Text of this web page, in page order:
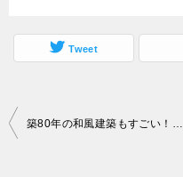
Tweet
投
築80年の和風建築もすごい！人吉温泉人吉旅館で名湯を味わう